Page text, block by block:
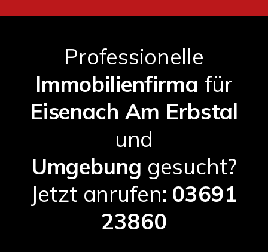
Professionelle
Immobilienfirma für
Eisenach Am Erbstal
und
Umgebung gesucht?
Jetzt anrufen: 03691
23860